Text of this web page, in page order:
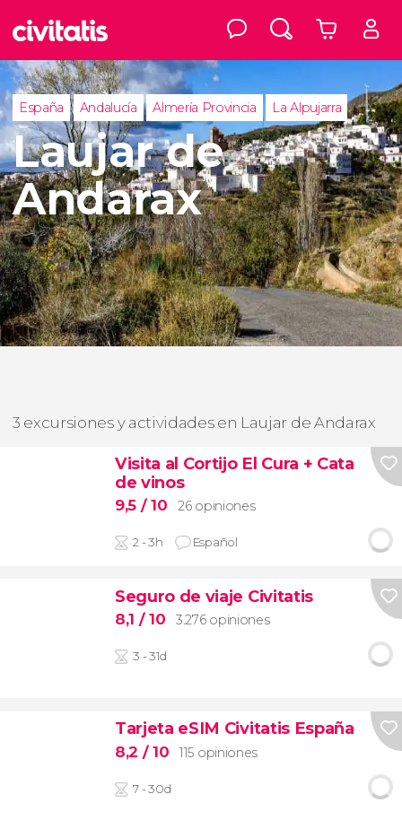
España Andalucía Almería Provincia La Alpujarra
Laujar de
Andarax
3 excursiones y actividades en Laujar de Andarax
Visita al Cortijo El Cura + Cata
de vinos
9,5 / 10 26 opiniones
2 - 3h Español
Seguro de viaje Civitatis
8,1 / 10 3.276 opiniones
3 - 31d
Tarjeta eSIM Civitatis España
8,2 / 10 115 opiniones
7 - 30d